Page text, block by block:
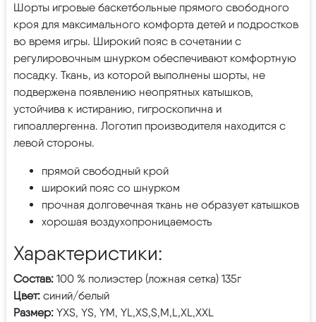
Шорты игровые баскетбольные прямого свободного
кроя для максимального комфорта детей и подростков
во время игры. Широкий пояс в сочетании с
регулировочным шнурком обеспечивают комфортную
посадку. Ткань, из которой выполнены шорты, не
подвержена появлению неопрятных катышков,
устойчива к истиранию, гигроскопична и
гипоаллергенна. Логотип производителя находится с
левой стороны.
прямой свободный крой
широкий пояс со шнурком
прочная долговечная ткань не образует катышков
хорошая воздухопроницаемость
Характеристики:
Состав: 100 % полиэстер (ложная сетка) 135г
Цвет: синий/белый
Размер: YXS, YS, YM, YL,XS,S,M,L,XL,XXL